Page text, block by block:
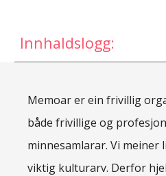
Innhaldslogg:
Memoar er ein frivillig
både frivillige og
minnesamlarar. Vi meiner
viktig kulturarv. Derfor